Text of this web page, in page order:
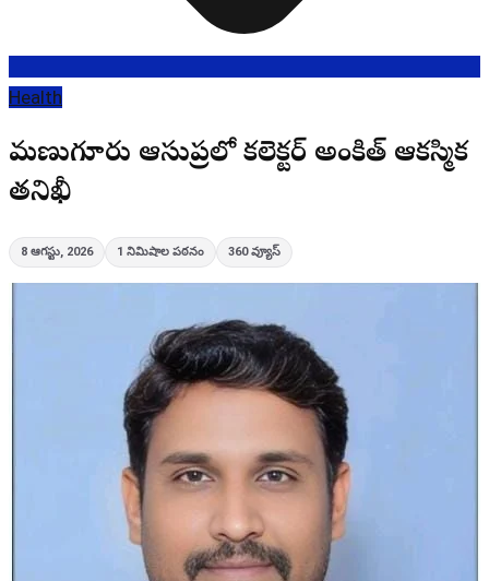
Health
మణుగూరు ఆసుపత్రిలో కలెక్టర్ అంకిత్ ఆకస్మిక
తనిఖీ
8 ఆగస్టు, 2026 1 నిమిషాల పఠనం 360 వ్యూస్